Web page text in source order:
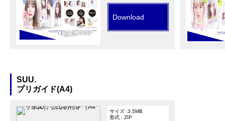
Download
SUU.
プリガイド(A4)
サイズ :3.5MB
形式 : ZIP